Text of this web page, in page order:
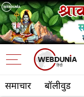
समाचार बॉलीवुड